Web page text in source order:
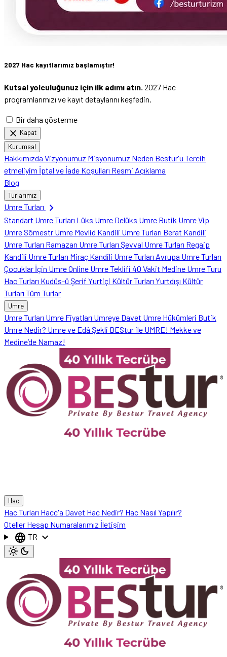
2027 Hac kayıtlarımız başlamıştır!
Kutsal yolculuğunuz için ilk adımı atın. 2027 Hac
programlarımızı ve kayıt detaylarını keşfedin.
Bir daha gösterme
close Kapat
Kurumsal
Hakkımızda Vizyonumuz Misyonumuz Neden Bestur'u Tercih
etmeliyim İptal ve İade Koşulları Resmi Açıklama
Blog
Turlarımız
Umre Turları chevron_right
Standart Umre Turları Lüks Umre Delüks Umre Butik UmreVip
UmreSömestr Umre Mevlid Kandili Umre Turları Berat Kandili
Umre Turları Ramazan Umre Turları Şevval Umre Turları Regaip
Kandili Umre Turları Miraç Kandili Umre Turları Avrupa Umre Turları
Çocuklar İçin UmreOnline Umre Teklifi 40 Vakit Medine Umre Turu
Hac Turları Kudüs-ü Şerif Yurtiçi Kültür Turları Yurtdışı Kültür
Turları Tüm Turlar
Umre
Umre Turları Umre Fiyatları Umreye Davet Umre Hükümleri Butik
Umre Nedir? Umre ve Edâ Şekli BEStur ile UMRE! Mekke ve
Medine’de Namaz!
Hac
Hac Turları Hacc'a Davet Hac Nedir? Hac Nasıl Yapılır?
Oteller Hesap Numaralarımız İletişim
language TR expand_more
light_mode dark_mode